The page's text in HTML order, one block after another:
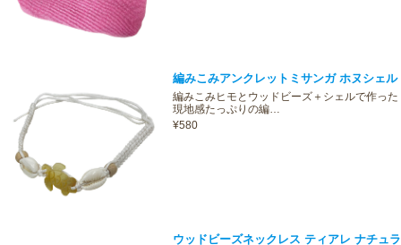
編みこみアンクレットミサンガ ホヌシェル
編みこみヒモとウッドビーズ＋シェルで作った
現地感たっぷりの編…
¥580
ウッドビーズネックレス ティアレ ナチュラ